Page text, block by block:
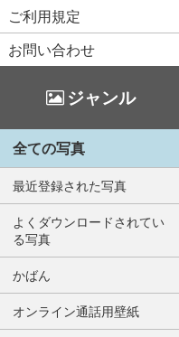
ご利用規定
お問い合わせ
ジャンル
全ての写真
最近登録された写真
よくダウンロードされてい
る写真
かばん
オンライン通話用壁紙